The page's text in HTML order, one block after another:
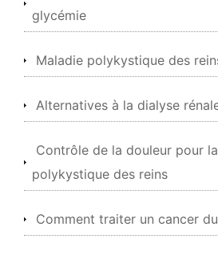
glycémie
Maladie polykystique des
Alternatives à la dialyse
Contrôle de la douleur pour
polykystique des reins
Comment traiter un cancer